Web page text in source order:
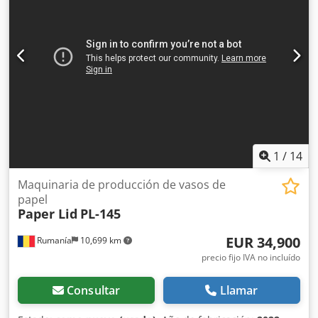
1 / 14
Rumanía 10,699 km
Maquinaria de producción de vasos de
papel
Paper Lid PL-145
EUR 34,900
precio fijo IVA no incluído
Consultar Llamar